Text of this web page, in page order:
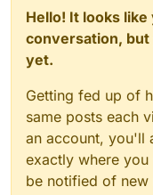
Hello! It looks
conversation,
yet.
Getting fed up of
same posts each
an account, you'll
exactly where
be notified of new